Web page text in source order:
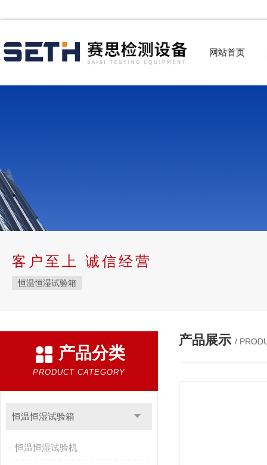
网站首页
客户至上 诚信经营
恒温恒湿试验箱
产品分类
PRODUCT CATEGORY
恒温恒湿试验箱
恒温恒湿试验机
产品展示 /